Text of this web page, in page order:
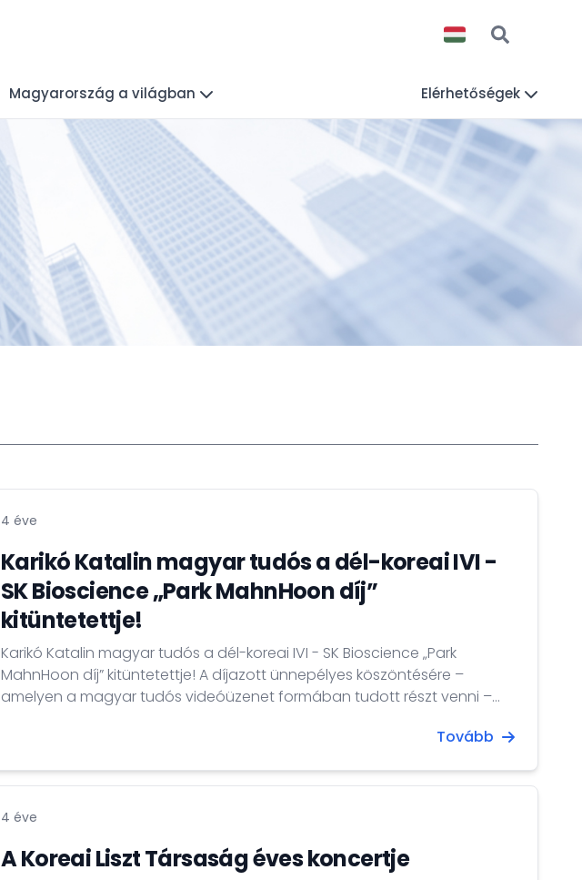
Magyarország a világban Elérhetőségek
4 éve
Karikó Katalin magyar tudós a dél-koreai IVI -
SK Bioscience „Park MahnHoon díj”
kitüntetettje!
Karikó Katalin magyar tudós a dél-koreai IVI - SK Bioscience „Park
MahnHoon díj” kitüntetettje! A díjazott ünnepélyes köszöntésére –
amelyen a magyar tudós videóüzenet formában tudott részt venni –
központjában. Az eseményen Dr. Csoma Mózes magyar nagykövet
Tovább
4 éve
A Koreai Liszt Társaság éves koncertje